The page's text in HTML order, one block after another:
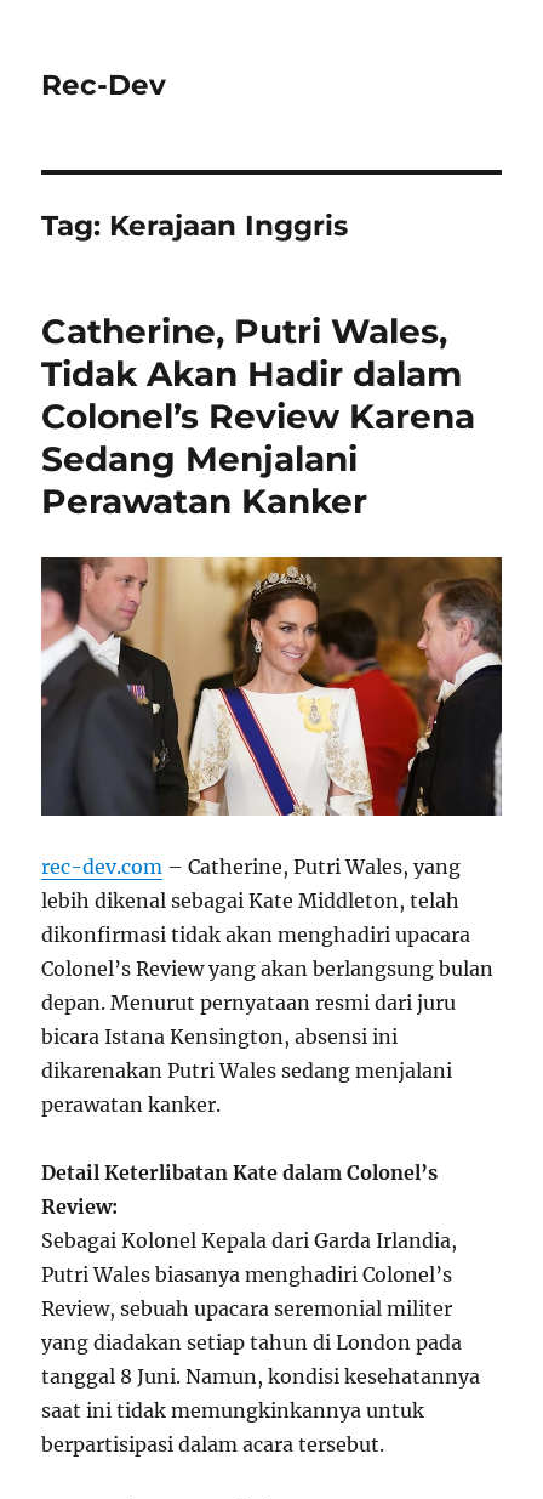
Rec-Dev
Tag: Kerajaan Inggris
Catherine, Putri Wales,
Tidak Akan Hadir dalam
Colonel’s Review Karena
Sedang Menjalani
Perawatan Kanker
rec-dev.com – Catherine, Putri Wales, yang
lebih dikenal sebagai Kate Middleton, telah
dikonfirmasi tidak akan menghadiri upacara
Colonel’s Review yang akan berlangsung bulan
depan. Menurut pernyataan resmi dari juru
bicara Istana Kensington, absensi ini
dikarenakan Putri Wales sedang menjalani
perawatan kanker.
Detail Keterlibatan Kate dalam Colonel’s
Review:
Sebagai Kolonel Kepala dari Garda Irlandia,
Putri Wales biasanya menghadiri Colonel’s
Review, sebuah upacara seremonial militer
yang diadakan setiap tahun di London pada
tanggal 8 Juni. Namun, kondisi kesehatannya
saat ini tidak memungkinkannya untuk
berpartisipasi dalam acara tersebut.